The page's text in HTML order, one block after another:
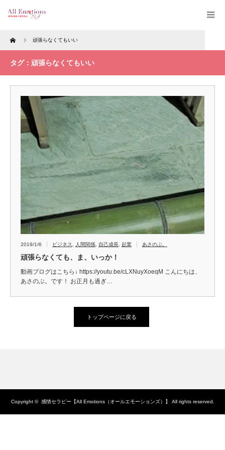
Home 頑張らなくてもいい
タグ：頑張らなくてもいい
2019/1/6 ビジネス 人間関係 自己成長 起業 あさのぶ。
頑張らなくても、ま、いっか！
動画ブログはこちら↓ https://youtu.be/cLXNuyXoeqM こんにちは、
あさのぶ。です！ お正月も過ぎ…
トップページに戻る
Copyright © 感情セラピー【All Emotions（オールエモーションズ）】 All rights reserved.